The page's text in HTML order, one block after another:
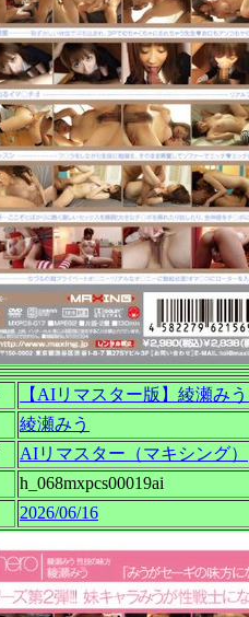
【AIリマスター版】綾瀬み
綾瀬みう
AIリマスター（マキシング）
h_068mxpcs00019ai
2026/06/16